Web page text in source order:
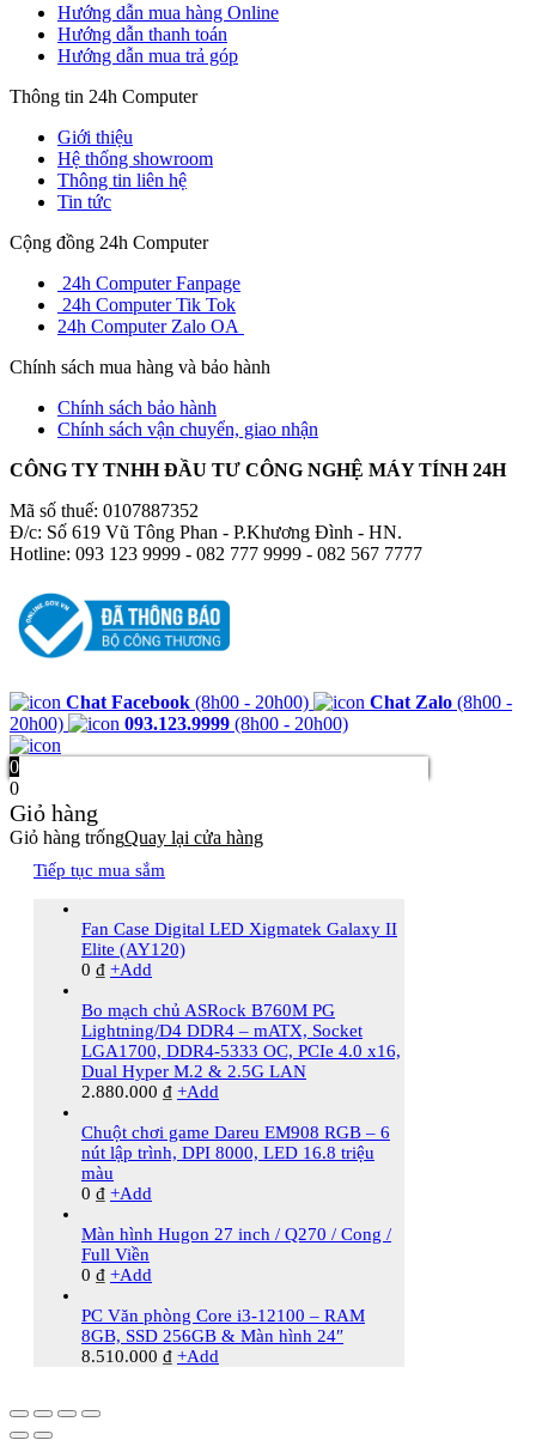
Hướng dẫn mua hàng Online
Hướng dẫn thanh toán
Hướng dẫn mua trả góp
Thông tin 24h Computer
Giới thiệu
Hệ thống showroom
Thông tin liên hệ
Tin tức
Cộng đồng 24h Computer
24h Computer Fanpage
24h Computer Tik Tok
24h Computer Zalo OA
Chính sách mua hàng và bảo hành
Chính sách bảo hành
Chính sách vận chuyển, giao nhận
CÔNG TY TNHH ĐẦU TƯ CÔNG NGHỆ MÁY TÍNH 24H
Mã số thuế: 0107887352
Đ/c: Số 619 Vũ Tông Phan - P.Khương Đình - HN.
Hotline: 093 123 9999 - 082 777 9999 - 082 567 7777
Chat Facebook (8h00 - 20h00) Chat Zalo (8h00 -
20h00)
093.123.9999 (8h00 - 20h00)
0
0
Giỏ hàng
Giỏ hàng trốngQuay lại cửa hàng
Tiếp tục mua sắm
Fan Case Digital LED Xigmatek Galaxy II
Elite (AY120)
0 ₫ +Add
Bo mạch chủ ASRock B760M PG
Lightning/D4 DDR4 – mATX, Socket
LGA1700, DDR4-5333 OC, PCIe 4.0 x16,
Dual Hyper M.2 & 2.5G LAN
2.880.000 ₫ +Add
Chuột chơi game Dareu EM908 RGB – 6
nút lập trình, DPI 8000, LED 16.8 triệu
màu
0 ₫ +Add
Màn hình Hugon 27 inch / Q270 / Cong /
Full Viền
0 ₫ +Add
PC Văn phòng Core i3-12100 – RAM
8GB, SSD 256GB & Màn hình 24″
8.510.000 ₫ +Add